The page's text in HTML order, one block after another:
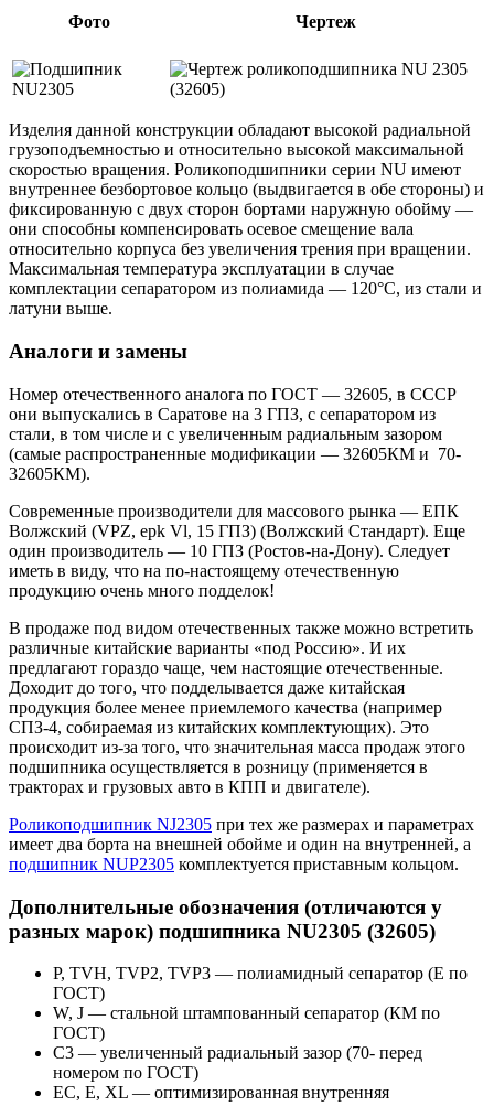
Фото Чертеж
Изделия данной конструкции обладают высокой радиальной
грузоподъемностью и относительно высокой максимальной
скоростью вращения. Роликоподшипники серии NU имеют
внутреннее безбортовое кольцо (выдвигается в обе стороны) и
фиксированную с двух сторон бортами наружную обойму —
они способны компенсировать осевое смещение вала
относительно корпуса без увеличения трения при вращении.
Максимальная температура эксплуатации в случае
комплектации сепаратором из полиамида — 120°C, из стали и
латуни выше.
Аналоги и замены
Номер отечественного аналога по ГОСТ — 32605, в СССР
они выпускались в Саратове на 3 ГПЗ, с сепаратором из
стали, в том числе и с увеличенным радиальным зазором
(самые распространенные модификации — 32605КМ и 70-
32605КМ).
Современные производители для массового рынка — ЕПК
Волжский (VPZ, epk Vl, 15 ГПЗ) (Волжский Стандарт). Еще
один производитель — 10 ГПЗ (Ростов-на-Дону). Следует
иметь в виду, что на по-настоящему отечественную
продукцию очень много подделок!
В продаже под видом отечественных также можно встретить
различные китайские варианты «под Россию». И их
предлагают гораздо чаще, чем настоящие отечественные.
Доходит до того, что подделывается даже китайская
продукция более менее приемлемого качества (например
СПЗ-4, собираемая из китайских комплектующих). Это
происходит из-за того, что значительная масса продаж этого
подшипника осуществляется в розницу (применяется в
тракторах и грузовых авто в КПП и двигателе).
Роликоподшипник NJ2305 при тех же размерах и параметрах
имеет два борта на внешней обойме и один на внутренней, а
подшипник NUP2305 комплектуется приставным кольцом.
Дополнительные обозначения (отличаются у
разных марок) подшипника NU2305 (32605)
P, TVH, TVP2, TVP3 — полиамидный сепаратор (Е по
ГОСТ)
W, J — стальной штампованный сепаратор (КМ по
ГОСТ)
С3 — увеличенный радиальный зазор (70- перед
номером по ГОСТ)
EC, E, XL — оптимизированная внутренняя